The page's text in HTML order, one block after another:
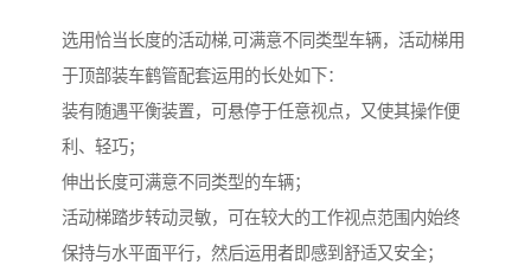
选用恰当长度的活动梯,可满意不同类型车辆，活动梯用
于顶部装车鹤管配套运用的长处如下：
装有随遇平衡装置，可悬停于任意视点，又使其操作便
利、轻巧；
伸出长度可满意不同类型的车辆；
活动梯踏步转动灵敏，可在较大的工作视点范围内始终
保持与水平面平行，然后运用者即感到舒适又安全；